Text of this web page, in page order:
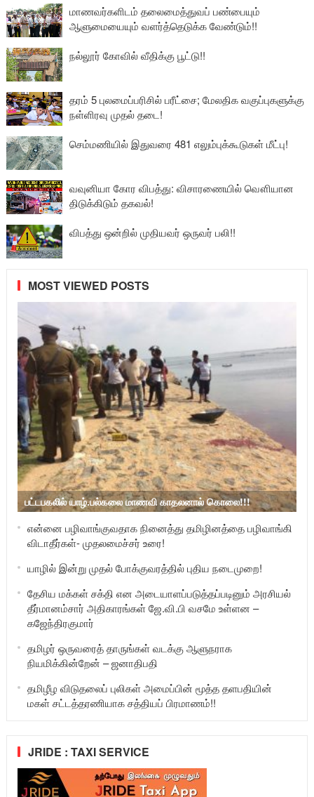
மாணவர்களிடம் தலைமைத்துவப் பண்பையும்
ஆளுமையையும் வளர்த்தெடுக்க வேண்டும்!!
நல்லூர் கோவில் வீதிக்கு பூட்டு!!
தரம் 5 புலமைப்பரிசில் பரீட்சை; மேலதிக வகுப்புகளுக்கு
நள்ளிரவு முதல் தடை!
செம்மணியில் இதுவரை 481 எலும்புக்கூடுகள் மீட்பு!
வவுனியா கோர விபத்து: விசாரணையில் வௌியான
திடுக்கிடும் தகவல்!
விபத்து ஒன்றில் முதியவர் ஒருவர் பலி!!
MOST VIEWED POSTS
பட்டபகலில் யாழ்.பல்கலை மாணவி காதலனால் கொலை!!!
என்னை பழிவாங்குவதாக நினைத்து தமிழினத்தை பழிவாங்கி
விடாதீர்கள்- முதலமைச்சர் உரை!
யாழில் இன்று முதல் போக்குவரத்தில் புதிய நடைமுறை!
தேசிய மக்கள் சக்தி என அடையாளப்படுத்தப்படினும் அரசியல்
தீர்மானம்சார் அதிகாரங்கள் ஜே.வி.பி வசமே உள்ளன –
கஜேந்திரகுமார்
தமிழர் ஒருவரைத் தாருங்கள் வடக்கு ஆளுநராக
நியமிக்கின்றேன் – ஜனாதிபதி
தமிழீழ விடுதலைப் புலிகள் அமைப்பின் மூத்த தளபதியின்
மகள் சட்டத்தரணியாக சத்தியப் பிரமாணம்!!
JRIDE : TAXI SERVICE